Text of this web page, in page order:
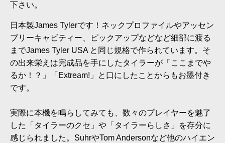
下さい。
日本製James Tylerです！ネックプロファイルやアッセン
ブリーキャビティー、ピックアップなどなど細部に渡る
までJames Tyler USA と同じ規格で作られています。そ
の出来栄えは完成品を手にしたタイラーが「ここまでや
るか！？」「Extream!」と口にしたことからもお墨付き
です。
実際に本機を鳴らしてみても、数々のプレイヤーを魅了
した「タイラーのクセ」や「タイラーらしさ」を存分に
感じられました。SuhrやTom Andersonなど他のハイエン